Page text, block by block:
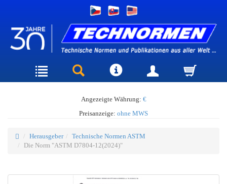
Angezeigte Währung: €
Preisanzeige: ohne MWS
Herausgeber
Technische Normen ASTM
Die Norm "ASTM D7804-12(2024)"